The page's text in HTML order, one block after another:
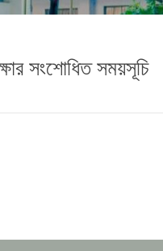
সংশোধিত সময়সূচি